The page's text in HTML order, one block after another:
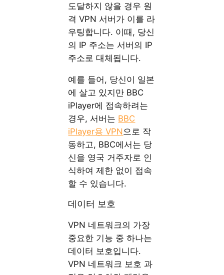
도달하지 않을 경우 원
격 VPN 서버가 이를 라
우팅합니다. 이때, 당신
의 IP 주소는 서버의 IP
주소로 대체됩니다.
예를 들어, 당신이 일본
에 살고 있지만 BBC
iPlayer에 접속하려는
경우, 서버는 BBC
iPlayer용 VPN으로 작
동하고, BBC에서는 당
신을 영국 거주자로 인
식하여 제한 없이 접속
할 수 있습니다.
데이터 보호
VPN 네트워크의 가장
중요한 기능 중 하나는
데이터 보호입니다.
VPN 네트워크 보호 과